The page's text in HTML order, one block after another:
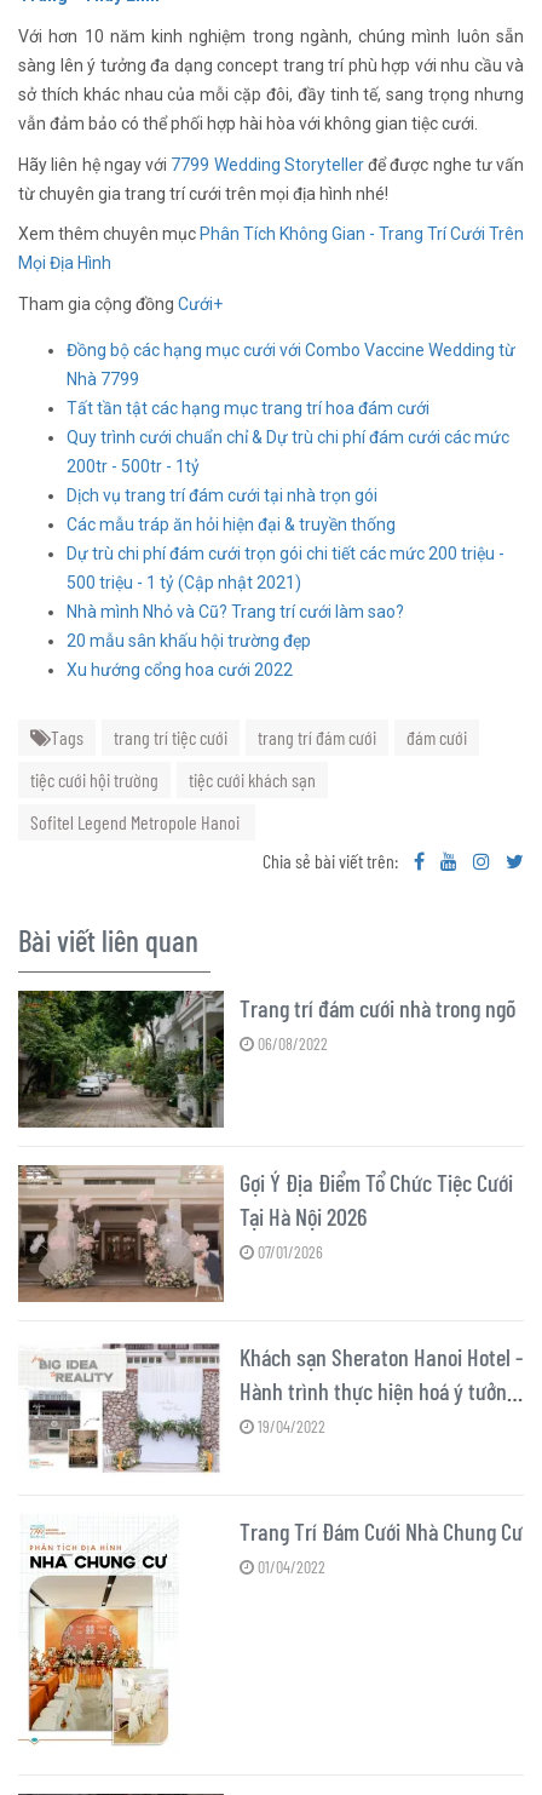
Với hơn 10 năm kinh nghiệm trong ngành, chúng mình luôn sẵn
sàng lên ý tưởng đa dạng concept trang trí phù hợp với nhu cầu và
sở thích khác nhau của mỗi cặp đôi, đầy tinh tế, sang trọng nhưng
vẫn đảm bảo có thể phối hợp hài hòa với không gian tiệc cưới.
Hãy liên hệ ngay với 7799 Wedding Storytellerđể được nghe tư vấn
từ chuyên gia trang trí cưới trên mọi địa hình nhé!
Xem thêm chuyên mục Phân Tích Không Gian - Trang Trí Cưới Trên
Mọi Địa Hình
Tham gia cộng đồng Cưới+
Đồng bộ các hạng mục cưới với Combo Vaccine Wedding từ
Nhà 7799
Tất tần tật các hạng mục trang trí hoa đám cưới
Quy trình cưới chuẩn chỉ & Dự trù chi phí đám cưới các mức
200tr - 500tr - 1tỷ
Dịch vụ trang trí đám cưới tại nhà trọn gói
Các mẫu tráp ăn hỏi hiện đại & truyền thống
Dự trù chi phí đám cưới trọn gói chi tiết các mức 200 triệu -
500 triệu - 1 tỷ (Cập nhật 2021)
Nhà mình Nhỏ và Cũ? Trang trí cưới làm sao?
20 mẫu sân khấu hội trường đẹp
Xu hướng cổng hoa cưới 2022
Tags trang trí tiệc cưới trang trí đám cưới
đám cưới
tiệc cưới hội trường
tiệc cưới khách sạn
Sofitel Legend Metropole Hanoi
Chia sẻ bài viết trên:
Bài viết liên quan
Trang trí đám cưới nhà trong ngõ
06/08/2022
Gợi Ý Địa Điểm Tổ Chức Tiệc Cưới
Tại Hà Nội 2026
07/01/2026
Khách sạn Sheraton Hanoi Hotel -
Hành trình thực hiện hoá ý tưởng
tiệc cưới ngoài trời - From Big Idea
19/04/2022
Trang Trí Đám Cưới Nhà Chung Cư
01/04/2022